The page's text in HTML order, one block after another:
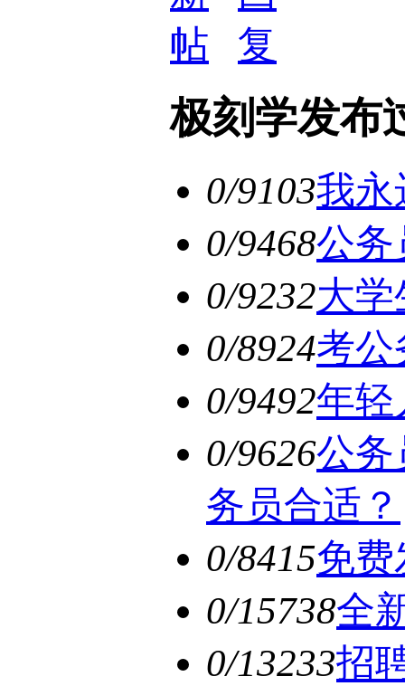
极刻学发布
0/9103我永
0/9468公务
0/9232大
0/8924考公
0/9492年轻
0/9626公务
务员合适？
0/8415免费
0/15738全
0/13233招